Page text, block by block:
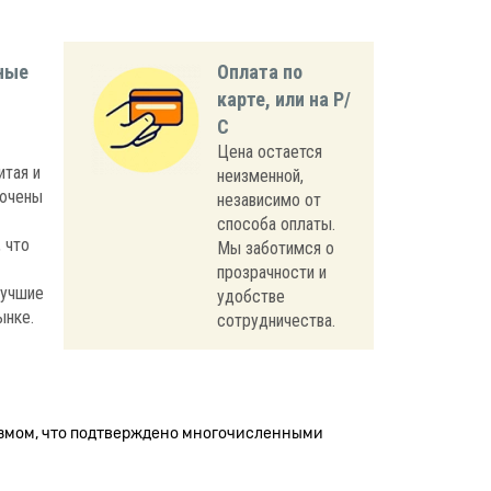
и
что
Оплата по
карте, или на Р/
С
Цена остается
неизменной,
независимо от
способа оплаты.
Мы заботимся о
прозрачности и
удобстве
сотрудничества.
что подтверждено многочисленными